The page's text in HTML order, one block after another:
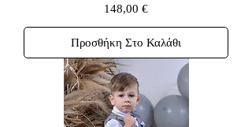
Τιμή
148,00 €
Προσθήκη Στο Καλάθι